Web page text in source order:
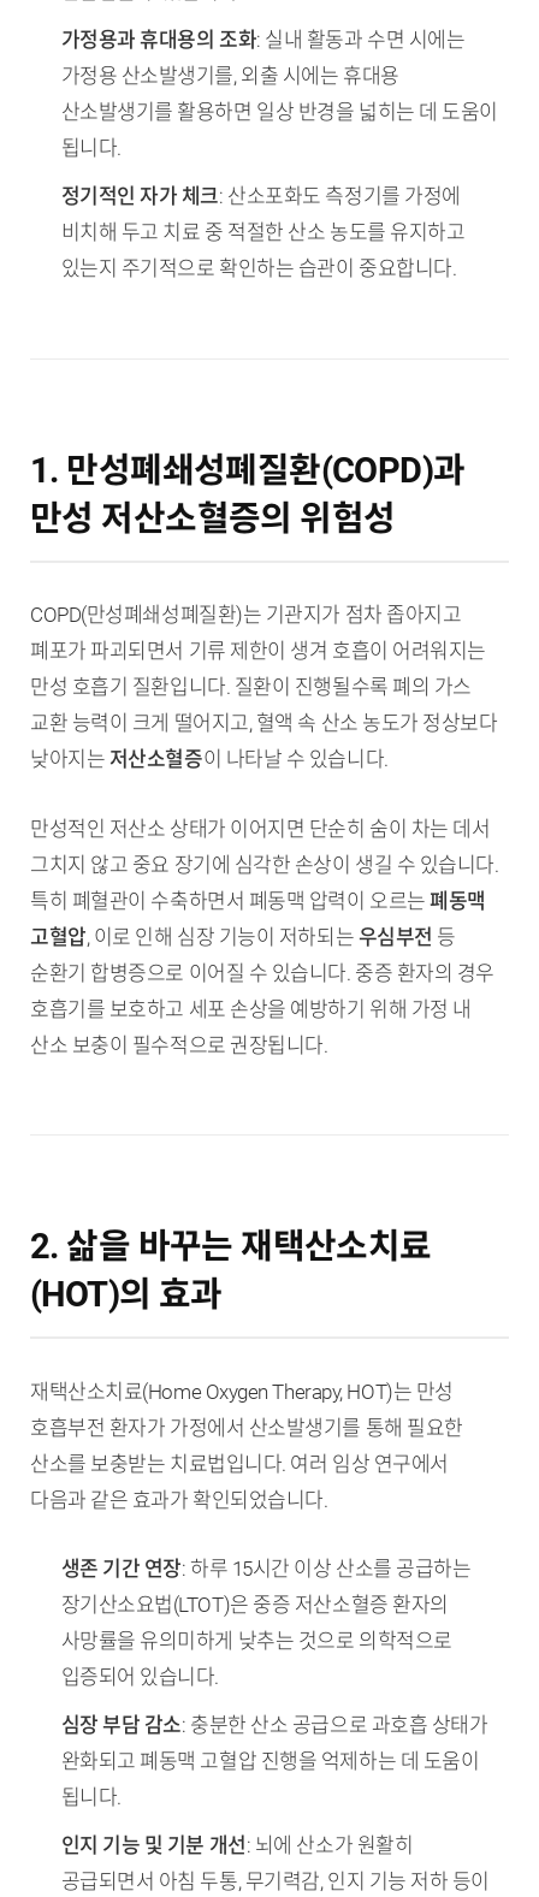
가정용과 휴대용의 조화: 실내 활동과 수면 시에는
가정용 산소발생기를, 외출 시에는 휴대용
산소발생기를 활용하면 일상 반경을 넓히는 데 도움이
됩니다.
정기적인 자가 체크: 산소포화도 측정기를 가정에
비치해 두고 치료 중 적절한 산소 농도를 유지하고
있는지 주기적으로 확인하는 습관이 중요합니다.
1. 만성폐쇄성폐질환(COPD)과
만성 저산소혈증의 위험성
COPD(만성폐쇄성폐질환)는 기관지가 점차 좁아지고
폐포가 파괴되면서 기류 제한이 생겨 호흡이 어려워지는
만성 호흡기 질환입니다. 질환이 진행될수록 폐의 가스
교환 능력이 크게 떨어지고, 혈액 속 산소 농도가 정상보다
낮아지는 저산소혈증이 나타날 수 있습니다.
만성적인 저산소 상태가 이어지면 단순히 숨이 차는 데서
그치지 않고 중요 장기에 심각한 손상이 생길 수 있습니다.
특히 폐혈관이 수축하면서 폐동맥 압력이 오르는폐동맥
고혈압, 이로 인해 심장 기능이 저하되는 우심부전 등
순환기 합병증으로 이어질 수 있습니다. 중증 환자의 경우
호흡기를 보호하고 세포 손상을 예방하기 위해 가정 내
산소 보충이 필수적으로 권장됩니다.
2. 삶을 바꾸는 재택산소치료
(HOT)의 효과
재택산소치료(Home Oxygen Therapy, HOT)는 만성
호흡부전 환자가 가정에서 산소발생기를 통해 필요한
산소를 보충받는 치료법입니다. 여러 임상 연구에서
다음과 같은 효과가 확인되었습니다.
생존 기간 연장: 하루 15시간 이상 산소를 공급하는
장기산소요법(LTOT)은 중증 저산소혈증 환자의
사망률을 유의미하게 낮추는 것으로 의학적으로
입증되어 있습니다.
심장 부담 감소: 충분한 산소 공급으로 과호흡 상태가
완화되고 폐동맥 고혈압 진행을 억제하는 데 도움이
됩니다.
인지 기능 및 기분 개선: 뇌에 산소가 원활히
공급되면서 아침 두통, 무기력감, 인지 기능 저하 등이